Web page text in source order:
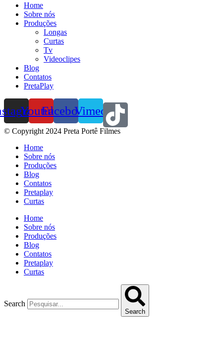
Home
Sobre nós
Produções
Longas
Curtas
Tv
Videoclipes
Blog
Contatos
PretaPlay
YoutubeFacebook
Vimeo
© Copyright 2024 Preta Portê Filmes
Home
Sobre nós
Produções
Blog
Contatos
Pretaplay
Curtas
Home
Sobre nós
Produções
Blog
Contatos
Pretaplay
Curtas
Search
Search